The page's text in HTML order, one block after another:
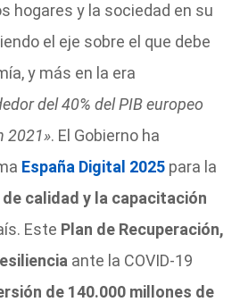
hogares y la sociedad en su
el eje sobre el que debe
y más en la era
del 40% del PIB europeo
2021». El Gobierno ha
España Digital 2025para la
calidad y la capacitación
Este Plan de Recuperación,
ante la COVID-19
de 140.000 millones de